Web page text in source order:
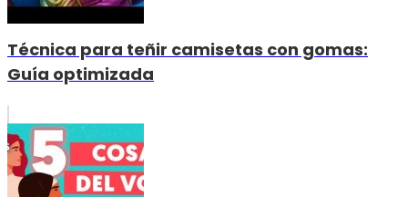
Técnica para teñir camisetas con gomas:
Guía optimizada